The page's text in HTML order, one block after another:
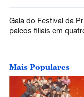
Gala do Festival da
palcos filiais em
Mais Populares